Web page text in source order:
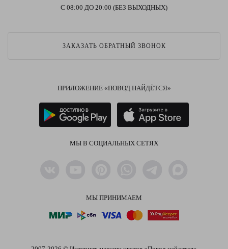
С 08:00 ДО 20:00 (БЕЗ ВЫХОДНЫХ)
ЗАКАЗАТЬ ОБРАТНЫЙ ЗВОНОК
ПРИЛОЖЕНИЕ «ПОВОД НАЙДЁТСЯ»
МЫ В СОЦИАЛЬНЫХ СЕТЯХ
МЫ ПРИНИМАЕМ